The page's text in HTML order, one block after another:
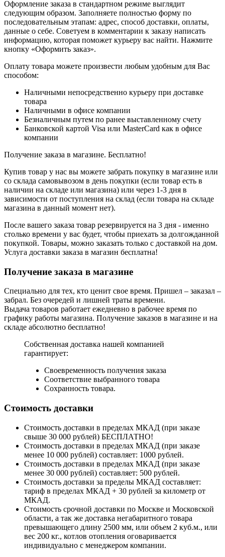
Оформление заказа в стандартном режиме выглядит
следующим образом. Заполняете полностью форму по
последовательным этапам: адрес, способ доставки, оплаты,
данные о себе. Советуем в комментарии к заказу написать
информацию, которая поможет курьеру вас найти. Нажмите
кнопку «Оформить заказ».
Оплату товара можете произвести любым удобным для Вас
способом:
Наличными непосредственно курьеру при доставке
товара
Наличными в офисе компании
Безналичным путем по ранее выставленному счету
Банковской картой Visa или MasterCard как в офисе
компании
Получение заказа в магазине. Бесплатно!
Купив товар у нас вы можете забрать покупку в магазине или
со склада самовывозом в день покупки (если товар есть в
наличии на складе или магазина) или через 1-3 дня в
зависимости от поступления на склад (если товара на складе
магазина в данный момент нет).
После вашего заказа товар резервируется на 3 дня - именно
столько времени у вас будет, чтобы приехать за долгожданной
покупкой. Товары, можно заказать только с доставкой на дом.
Услуга доставки заказа в магазин бесплатна!
Получение заказа в магазине
Специально для тех, кто ценит свое время. Пришел – заказал –
забрал. Без очередей и лишней траты времени.
Выдача товаров работает ежедневно в рабочее время по
графику работы магазина. Получение заказов в магазине и на
складе абсолютно бесплатно!
Собственная доставка нашей компанией
гарантирует:
Своевременность получения заказа
Соответствие выбранного товара
Сохранность товара.
Стоимость доставки
Стоимость доставки в пределах МКАД (при заказе
свыше 30 000 рублей) БЕСПЛАТНО!
Стоимость доставки в пределах МКАД (при заказе
менее 10 000 рублей) составляет: 1000 рублей.
Стоимость доставки в пределах МКАД (при заказе
менее 30 000 рублей) составляет: 500 рублей.
Стоимость доставки за пределы МКАД составляет:
тариф в пределах МКАД + 30 рублей за километр от
МКАД.
Стоимость срочной доставки по Москве и Московской
области, а так же доставка негабаритного товара
превышающего длину 2500 мм, или объем 2 куб.м., или
вес 200 кг., котлов отопления оговаривается
индивидуально с менеджером компании.